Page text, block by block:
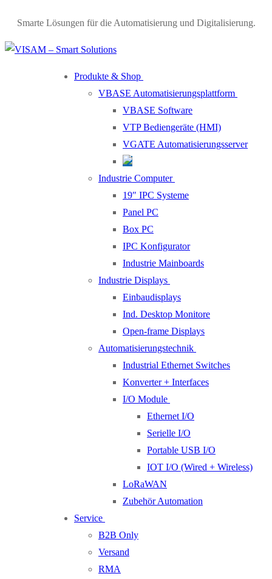
Smarte Lösungen für die Automatisierung und Digitalisierung.
Produkte & Shop
VBASE Automatisierungsplattform
VBASE Software
VTP Bediengeräte (HMI)
VGATE Automatisierungsserver
Industrie Computer
19″ IPC Systeme
Panel PC
Box PC
IPC Konfigurator
Industrie Mainboards
Industrie Displays
Einbaudisplays
Ind. Desktop Monitore
Open-frame Displays
Automatisierungstechnik
Industrial Ethernet Switches
Konverter + Interfaces
I/O Module
Ethernet I/O
Serielle I/O
Portable USB I/O
IOT I/O (Wired + Wireless)
LoRaWAN
Zubehör Automation
Service
B2B Only
Versand
RMA